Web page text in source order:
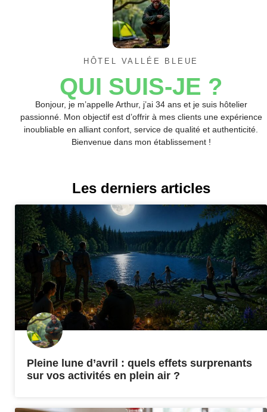
HÔTEL VALLÉE BLEUE
QUI SUIS-JE ?
Bonjour, je m’appelle Arthur, j’ai 34 ans et je suis hôtelier
passionné. Mon objectif est d’offrir à mes clients une expérience
inoubliable en alliant confort, service de qualité et authenticité.
Bienvenue dans mon établissement !
Les derniers articles
Pleine lune d’avril : quels effets surprenants
sur vos activités en plein air ?